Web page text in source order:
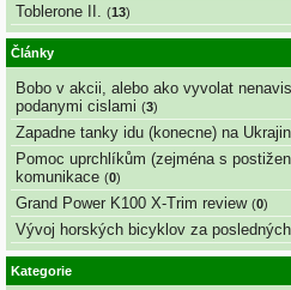
Toblerone II. (13)
Články
Bobo v akcii, alebo ako vyvolat
podanymi cislami (3)
Zapadne tanky idu (konecne) na
Pomoc uprchlíkům (zejména s
komunikace (0)
Grand Power K100 X-Trim review (0)
Vývoj horských bicyklov za
Kategorie